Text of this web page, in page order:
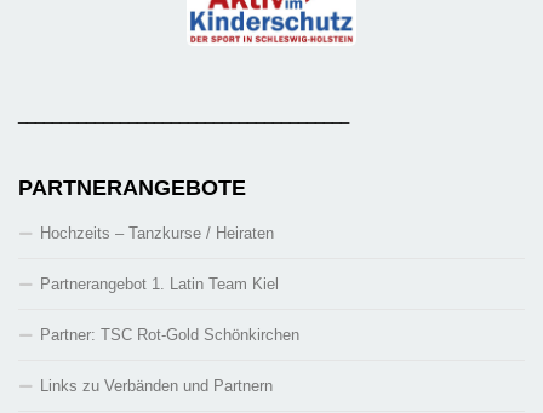
PARTNERANGEBOTE
Hochzeits – Tanzkurse / Heiraten
Partnerangebot 1. Latin Team Kiel
Partner: TSC Rot-Gold Schönkirchen
Links zu Verbänden und Partnern